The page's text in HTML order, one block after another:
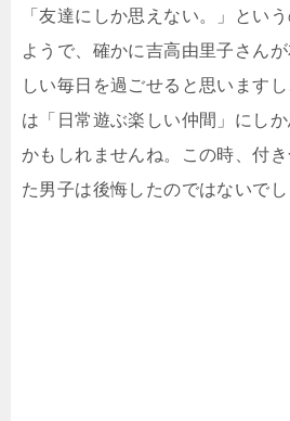
「友達にしか思えない。」とい
ようで、確かに吉高由里子さん
しい毎日を過ごせると思います
は「日常遊ぶ楽しい仲間」にし
かもしれませんね。この時、付
た男子は後悔したのではないでし